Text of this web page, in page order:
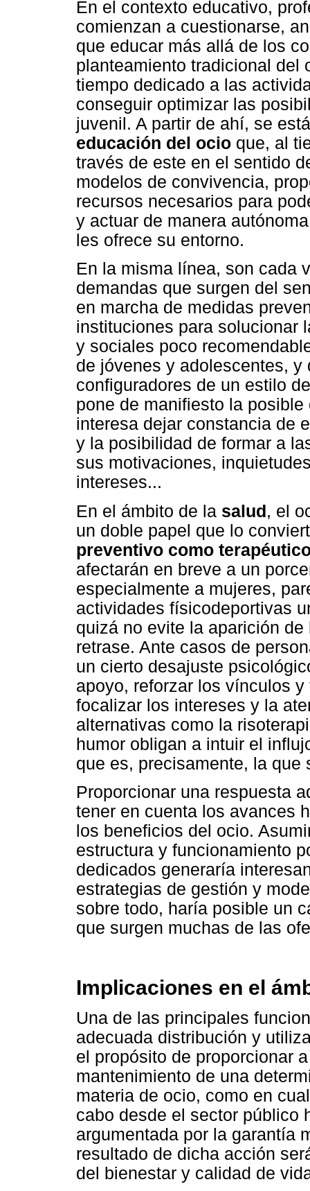
En el contexto educativo,
comienzan a cuestionarse,
que educar más allá de los
planteamiento tradicional del
tiempo dedicado a las
conseguir optimizar las
juvenil. A partir de ahí, se
educación del ocio que, al
través de este en el sentido
modelos de convivencia,
recursos necesarios para
y actuar de manera
les ofrece su entorno.
En la misma línea, son cada
demandas que surgen del
en marcha de medidas
instituciones para solucionar
y sociales poco
de jóvenes y adolescentes,
configuradores de un estilo
pone de manifiesto la
interesa dejar constancia de
y la posibilidad de formar a
sus motivaciones,
intereses...
En el ámbito de la salud, el
un doble papel que lo
preventivo como
afectarán en breve a un
especialmente a mujeres,
actividades físicodeportivas
quizá no evite la aparición
retrase. Ante casos de
un cierto desajuste
apoyo, reforzar los vínculos
focalizar los intereses y la
alternativas como la
humor obligan a intuir el
que es, precisamente, la que
Proporcionar una respuesta
tener en cuenta los avances
los beneficios del ocio.
estructura y funcionamiento
dedicados generaría
estrategias de gestión y
sobre todo, haría posible un
que surgen muchas de las
Implicaciones en el
Una de las principales
adecuada distribución y
el propósito de proporcionar
mantenimiento de una
materia de ocio, como en
cabo desde el sector público
argumentada por la garantía
resultado de dicha acción
del bienestar y calidad de